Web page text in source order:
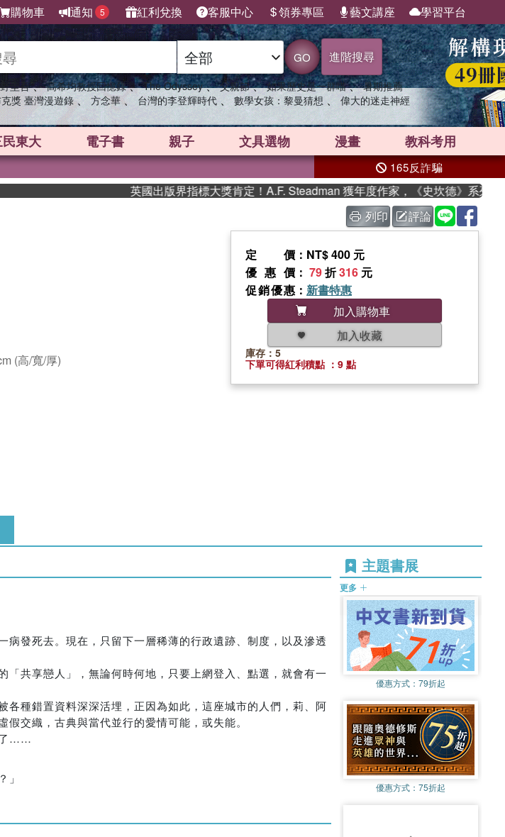
購物車 通知 5 紅利兌換 客服中心 領券專區 藝文講座 學習平台
GO 進階搜尋
圭吾 、 高希均教授回憶錄 、 The Odyssey 、 父親節 、 如果歷史是一群喵 、 暑期推薦
獎 臺灣漫遊錄 、 方念華 、 台灣的李登輝時代 、 數學女孩：黎曼猜想 、 偉大的迷走神經
東大 電子書 親子 文具選物 漫畫 教科考用
165反詐騙
英國出版界指標大獎肯定！A.F. Steadman 獲年度作家，《史坎德》系列帶你踏上熱
列印 評論
(高/寬/厚)
定價 ：NT$ 400 元
優惠價 ： 79折316 元
促銷優惠 ： 新書特惠
加入購物車
加入收藏
庫存：5
下單可得紅利積點 ：9 點
發死去。現在，只留下一層稀薄的行政遺跡、制度，以及滲透
共享戀人」，無論何時何地，只要上網登入、點選，就會有一
種錯置資料深深活埋，正因為如此，這座城市的人們，莉、阿
交織，古典與當代並行的愛情可能，或失能。
了……
主題書展
更多
優惠方式： 79折起
優惠方式： 75折起